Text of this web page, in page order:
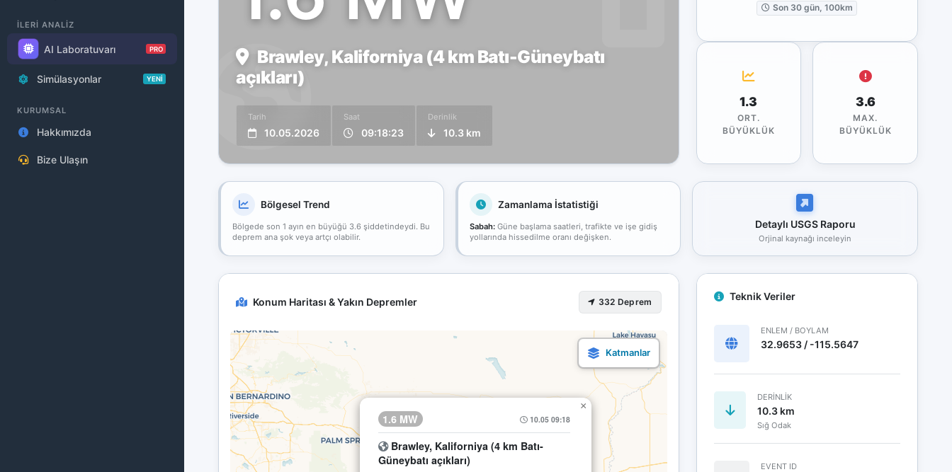
İLERİ ANALİZ
AI Laboratuvarı PRO
Simülasyonlar YENİ
KURUMSAL
Hakkımızda
Bize Ulaşın
Brawley, Kaliforniya (4 km Batı-Güneybatı
açıkları)
Tarih
10.05.2026
Saat
09:18:23
Derinlik
10.3 km
Son 30 gün, 100km
1.3
ORT.
BÜYÜKLÜK
3.6
MAX.
BÜYÜKLÜK
Bölgesel Trend
Bölgede son 1 ayın en büyüğü 3.6 şiddetindeydi. Bu
deprem ana şok veya artçı olabilir.
Zamanlama İstatistiği
Sabah:Güne başlama saatleri, trafikte ve işe gidiş
yollarında hissedilme oranı değişken.
Detaylı USGS Raporu
Orjinal kaynağı inceleyin
Konum Haritası & Yakın Depremler 332 Deprem
1.6 MW 10.05 09:18
Brawley, Kaliforniya (4 km Batı-
Güneybatı açıkları)
×
Teknik Veriler
ENLEM / BOYLAM
32.9653 / -115.5647
DERINLIK
10.3 km
Sığ Odak
EVENT ID